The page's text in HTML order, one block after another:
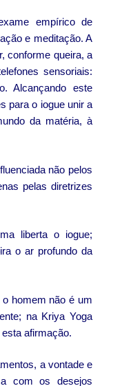
empírico de
e meditação. A
conforme queira, a
sensoriais:
Alcançando este
para o iogue unir a
da matéria, à
não pelos
pelas diretrizes
liberta o iogue;
o ar profundo da
homem não é um
na Kriya Yoga
afirmação.
a vontade e
com os desejos